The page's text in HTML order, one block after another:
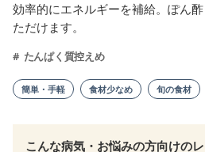
効率的にエネルギーを補給。ぽん
ただけます。
たんぱく質控えめ
簡単・手軽 食材少なめ 旬の食材
こんな病気・お悩みの方向けの